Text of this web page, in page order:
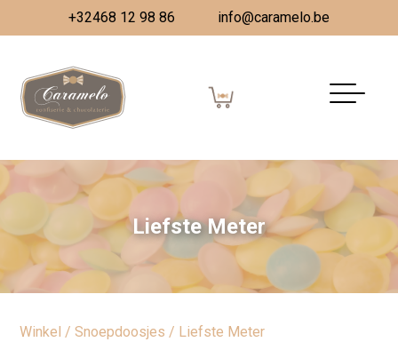
+32468 12 98 86 info@caramelo.be
Liefste Meter
Winkel /Snoepdoosjes / Liefste Meter